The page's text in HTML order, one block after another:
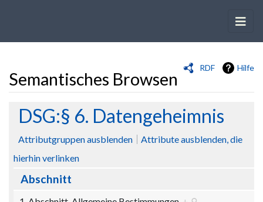
RDF Hilfe
Semantisches Browsen
Wechseln zu: Navigation Suche
DSG:§ 6. Datengeheimnis
Attributgruppen ausblenden
Attribute ausblenden, die
hierhin verlinken
Abschnitt